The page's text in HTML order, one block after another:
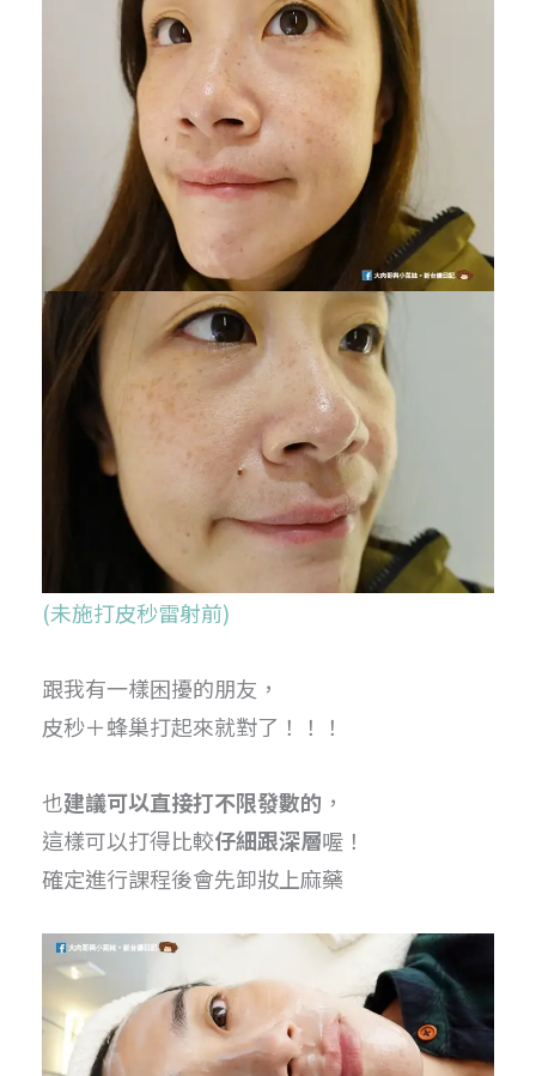
(未施打皮秒雷射前)
跟我有一樣困擾的朋友，
皮秒＋蜂巢打起來就對了！！！
也建議可以直接打不限發數的 ，
這樣可以打得比較仔細跟深層喔！
確定進行課程後會先卸妝上麻藥